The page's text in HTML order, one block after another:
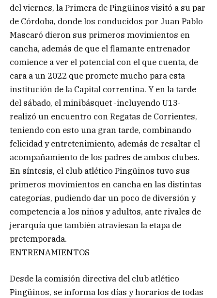
del viernes, la Primera de Pingüinos visitó a su par
de Córdoba, donde los conducidos por Juan Pablo
Mascaró dieron sus primeros movimientos en
cancha, además de que el flamante entrenador
comience a ver el potencial con el que cuenta, de
cara a un 2022 que promete mucho para esta
institución de la Capital correntina. Y en la tarde
del sábado, el minibásquet -incluyendo U13-
realizó un encuentro con Regatas de Corrientes,
teniendo con esto una gran tarde, combinando
felicidad y entretenimiento, además de resaltar el
acompañamiento de los padres de ambos clubes.
En síntesis, el club atlético Pingüinos tuvo sus
primeros movimientos en cancha en las distintas
categorías, pudiendo dar un poco de diversión y
competencia a los niños y adultos, ante rivales de
jerarquía que también atraviesan la etapa de
pretemporada.
ENTRENAMIENTOS
Desde la comisión directiva del club atlético
Pingüinos, se informa los días y horarios de todas